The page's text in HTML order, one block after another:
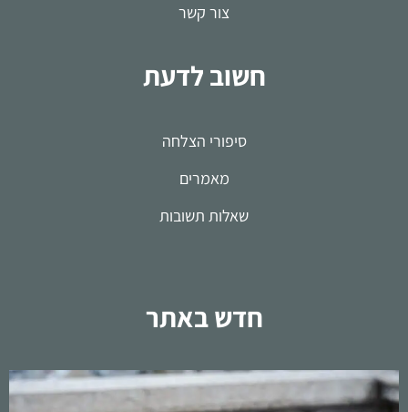
צור קשר
חשוב לדעת
סיפורי הצלחה
מאמרים
שאלות תשובות
חדש באתר